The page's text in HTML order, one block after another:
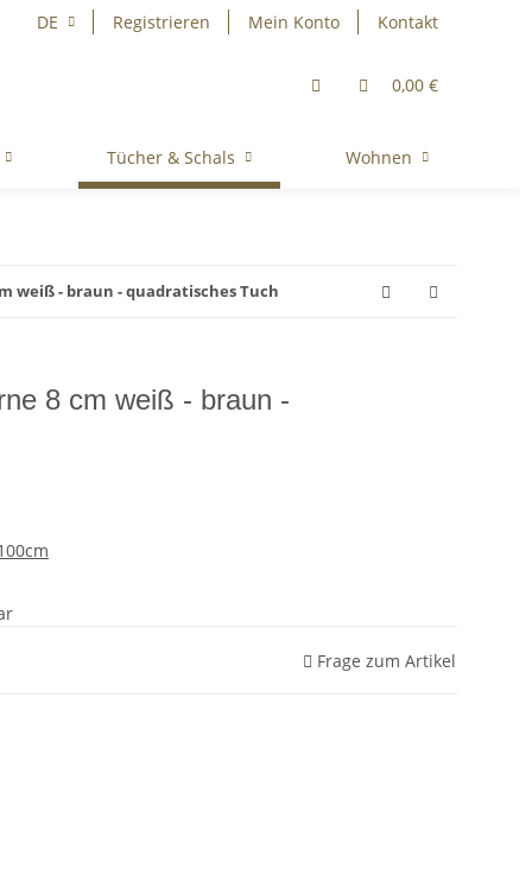
DE Registrieren Mein Konto Kontakt
0,00 €
Tücher & Schals Wohnen
weiß - braun - quadratisches Tuch
8 cm weiß - braun -
Frage zum Artikel